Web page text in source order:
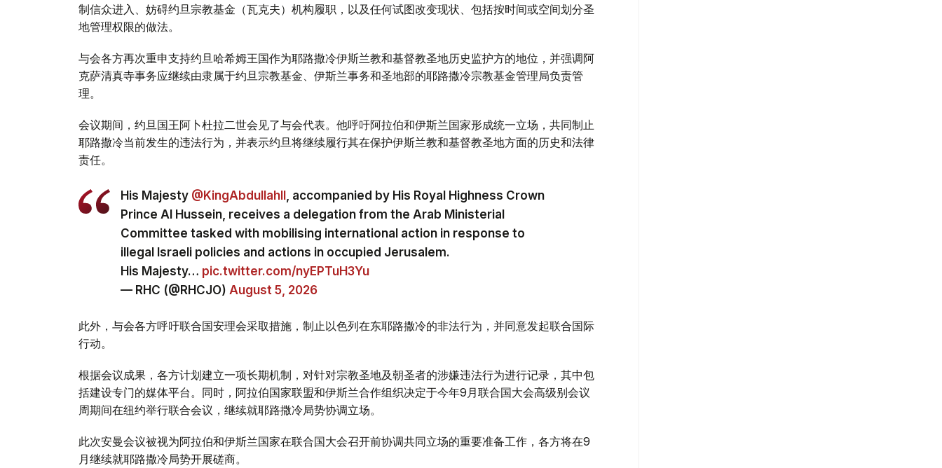
制信众进入、妨碍约旦宗教基金（瓦克夫）机构履职，以及任何试图改变现状、包括按时间或空间划分圣
地管理权限的做法。
与会各方再次重申支持约旦哈希姆王国作为耶路撒冷伊斯兰教和基督教圣地历史监护方的地位，并强调阿
克萨清真寺事务应继续由隶属于约旦宗教基金、伊斯兰事务和圣地部的耶路撒冷宗教基金管理局负责管
理。
会议期间，约旦国王阿卜杜拉二世会见了与会代表。他呼吁阿拉伯和伊斯兰国家形成统一立场，共同制止
耶路撒冷当前发生的违法行为，并表示约旦将继续履行其在保护伊斯兰教和基督教圣地方面的历史和法律
责任。
His Majesty @KingAbdullahII , accompanied by His Royal Highness Crown
Prince Al Hussein, receives a delegation from the Arab Ministerial
Committee tasked with mobilising international action in response to
illegal Israeli policies and actions in occupied Jerusalem.
His Majesty… pic.twitter.com/nyEPTuH3Yu
— RHC (@RHCJO) August 5, 2026
此外，与会各方呼吁联合国安理会采取措施，制止以色列在东耶路撒冷的非法行为，并同意发起联合国际
行动。
根据会议成果，各方计划建立一项长期机制，对针对宗教圣地及朝圣者的涉嫌违法行为进行记录，其中包
括建设专门的媒体平台。同时，阿拉伯国家联盟和伊斯兰合作组织决定于今年9月联合国大会高级别会议
周期间在纽约举行联合会议，继续就耶路撒冷局势协调立场。
此次安曼会议被视为阿拉伯和伊斯兰国家在联合国大会召开前协调共同立场的重要准备工作，各方将在9
月继续就耶路撒冷局势开展磋商。